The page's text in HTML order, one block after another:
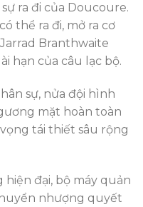
ra đi của Doucoure.
thể ra đi, mở ra cơ
Branthwaite
hạn của câu lạc bộ.
sự, nửa đội hình
mặt hoàn toàn
tái thiết sâu rộng
hiện đại, bộ máy quản
nhượng quyết